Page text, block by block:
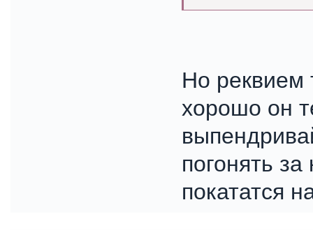
Но реквием
хорошо он
погонять
покататся